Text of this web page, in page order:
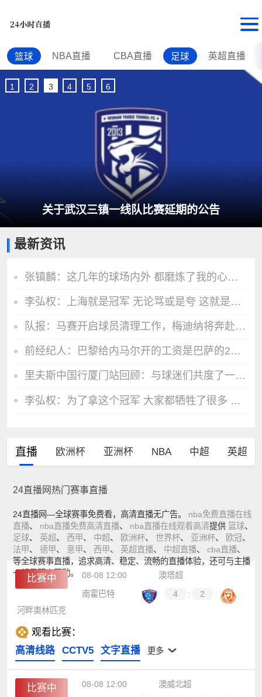
篮球 NBA直播 CBA直播 足球 英超直播
关于武汉三镇一线队比赛延期的公告
1 2 3 4 5 6
最新资讯
张镇麟：这几年的球场内外 都磨炼了我的心智 精进了自己的球技
李弘权：上海就是冠军 无论骂或是夸 这就是永远不能改变的
队报：马赛开启球员清理工作，梅迪纳将奔赴药厂，鲁利将加盟曼城
前经纪人：巴黎给内马尔开的工资是巴萨的2倍，说到底还是钱
里夫斯中国行厦门站回顾：与球迷们共度了一段难忘的时光
李弘权：为了拿这个冠军 大家都牺牲了很多 我没有陪伴到家人
直播 欧洲杯 亚洲杯 NBA 中超 英超
24直播网热门赛事直播
24直播网—全球赛事免费看，高清直播无广告。 nba免费直播在线
直播、 nba直播免费高清直播、 nba直播在线观看高清提供 篮球、
足球、 英超、 西甲、 中超、 欧洲杯、 世界杯、 亚洲杯、 欧冠、
法甲、 德甲、 意甲、 西甲、 英超直播、 中超直播、 cba直播、
等全球赛事直播，追求高清、稳定、流畅的直播体验，还可与主播
一起零距离互动。
比赛中 08-08 12:00
澳塔超
南霍巴特
4 :
2
河畔奥林匹克
观看比赛：
高清线路
CCTV5 文字直播 更多
比赛中 08-08 12:00
澳威北超